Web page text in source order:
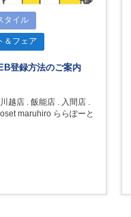
タイル
＆フェア
登録方法のご案内
越店 . 飯能店 . 入間店 .
maruhiro ららぽーと